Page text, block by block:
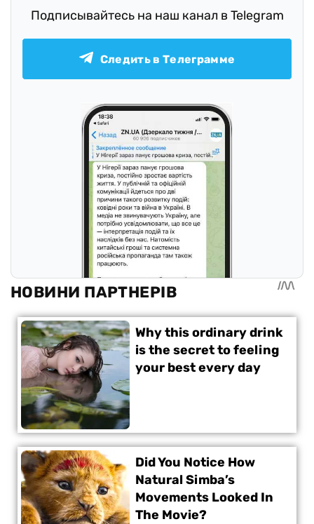
Подписывайтесь на наш канал в Telegram
Следить в Телеграмме